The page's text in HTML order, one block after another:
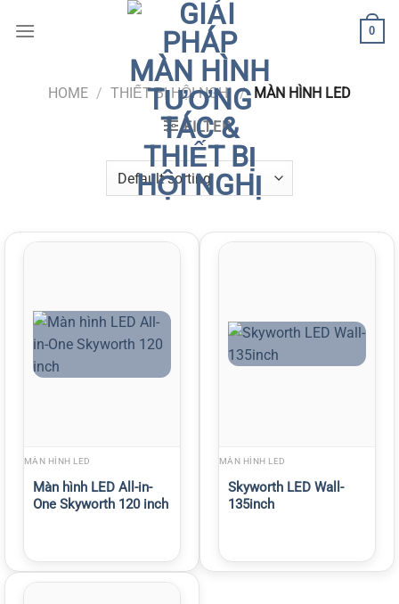
0
HOME / THIẾT BỊ HỘI NGHỊ / MÀN HÌNH LED
FILTER
MÀN HÌNH LED
Màn hình LED All-in-
One Skyworth 120 inch
MÀN HÌNH LED
Skyworth LED Wall-
135inch